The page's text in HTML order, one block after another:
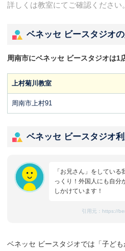
詳しくは教室にてご確認ください。
ベネッセ ビースタジオ
周南市にベネッセ ビースタジオは1
上村菊川教室
周南市上村91
ベネッセ ビースタジオ
「お兄さん」をしている
っくり！外国人にも自分
しかけています！
引用元： https://
ベネッセ ビースタジオでは「子ど